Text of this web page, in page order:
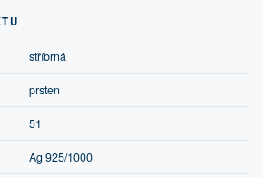
stříbrná
prsten
51
Ag 925/1000